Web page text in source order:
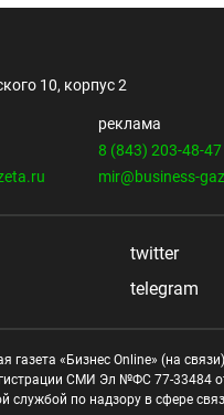
10, корпус 2
реклама
8 (843) 203-48-47
mir@business-
twitter
telegram
газета «Бизнес Online» (на
СМИ Эл №ФС 77-33484
службой по надзору в сфере